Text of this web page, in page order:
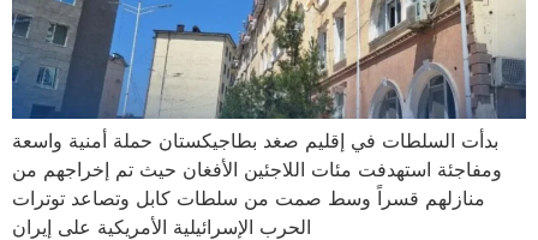
بدأت السلطات في إقليم صغد بطاجيكستان حملة أمنية واسعة
ومفاجئة استهدفت مئات اللاجئين الأفغان حيث تم إخراجهم من
منازلهم قسراً وسط صمت من سلطات كابل وتصاعد توترات
الحرب الإسرائيلية الأمريكية على إيران